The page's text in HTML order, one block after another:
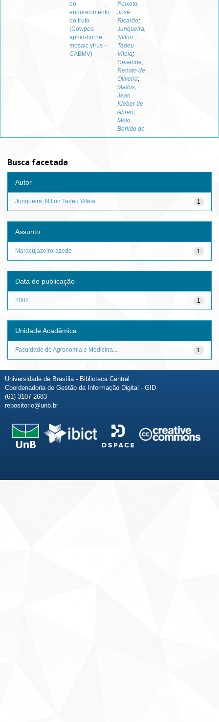
do
endurecimento
do fruto
(Cowpea
aphid-borne
mosaic virus –
CABMV)
Peixoto,
José
Ricardo;
Junqueira,
Nilton
Tadeu
Vilela;
Resende,
Renato de
Oliveira;
Mattos,
Jean
Kleber de
Abreu;
Melo,
Berildo de
Busca facetada
Autor
1
Junqueira, Nilton Tadeu Vilela
Assunto
1
Maracujazeiro-azedo
Data de publicação
1
2008
Unidade Acadêmica
1
Faculdade de Agronomia e Medicina...
Universidade de Brasília - Biblioteca Central
Coordenadoria de Gestão da Informação Digital - GID
(61) 3107-2683
repositorio@unb.br